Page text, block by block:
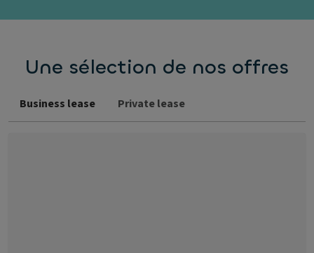
Une sélection de nos offres
Business lease Private lease